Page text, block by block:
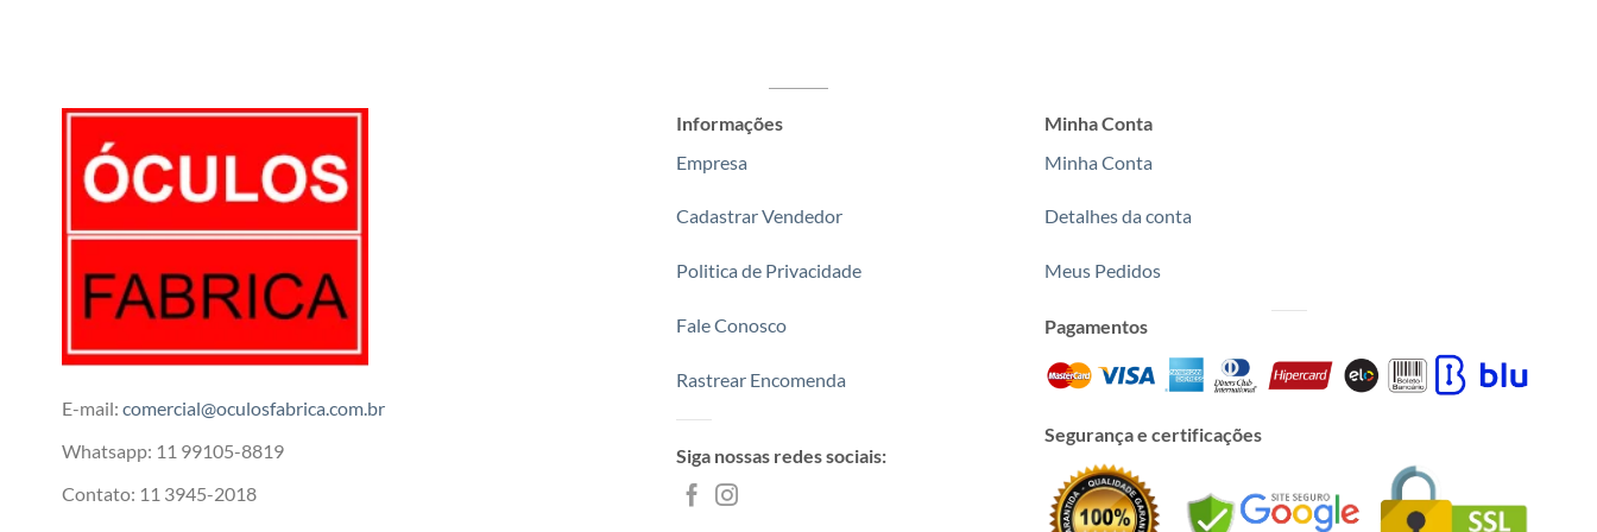
E-mail: comercial@oculosfabrica.com.br
Whatsapp: 11 99105-8819
Contato: 11 3945-2018
Informações
Empresa
Cadastrar Vendedor
Politica de Privacidade
Fale Conosco
Rastrear Encomenda
Siga nossas redes sociais:
Minha Conta
Minha Conta
Detalhes da conta
Meus Pedidos
Pagamentos
Segurança e certificações